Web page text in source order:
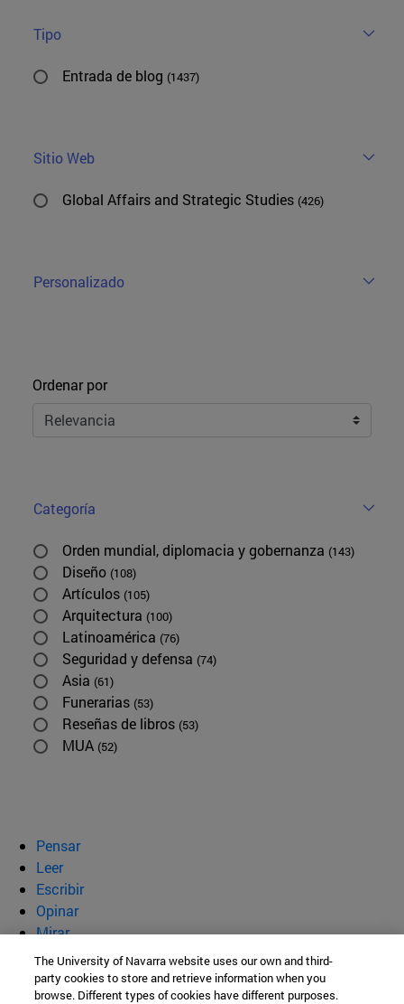
Tipo
Entrada de blog (1437)
Sitio Web
Global Affairs and Strategic Studies (426)
Personalizado
Ordenar
Ordenar por
Categoría
Orden mundial, diplomacia y gobernanza (143)
Diseño (108)
Artículos (105)
Arquitectura (100)
Latinoamérica (76)
Seguridad y defensa (74)
Asia (61)
Funerarias (53)
Reseñas de libros (53)
MUA (52)
Pensar
Leer
Escribir
Opinar
Mirar
Quiénes somos
BeBrave
The University of Navarra website uses our own and third-
party cookies to store and retrieve information when you
browse. Different types of cookies have different purposes.